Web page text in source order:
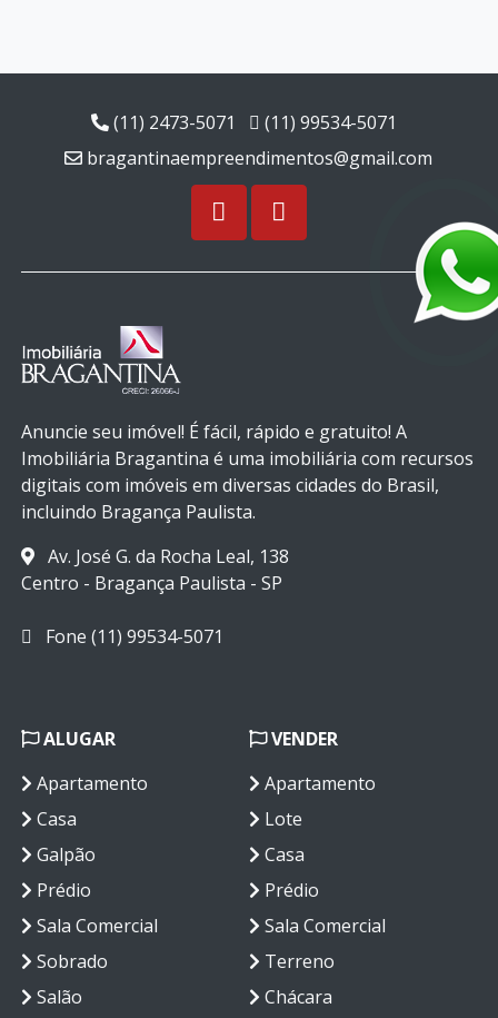
(11) 2473-5071
(11) 99534-5071
bragantinaempreendimentos@gmail.com
Anuncie seu imóvel! É fácil, rápido e gratuito! A
Imobiliária Bragantina é uma imobiliária com recursos
digitais com imóveis em diversas cidades do Brasil,
incluindo Bragança Paulista.
Av. José G. da Rocha Leal, 138
Centro - Bragança Paulista - SP
Fone (11) 99534-5071
ALUGAR
Apartamento
Casa
Galpão
Prédio
Sala Comercial
Sobrado
Salão
VENDER
Apartamento
Lote
Casa
Prédio
Sala Comercial
Terreno
Chácara